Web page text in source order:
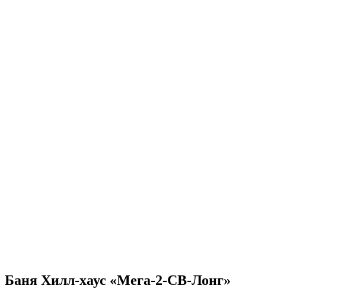
Баня Хилл-хаус «Мега-2-СВ-Лонг»